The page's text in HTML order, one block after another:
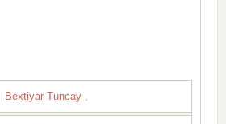
Bextiyar Tuncay